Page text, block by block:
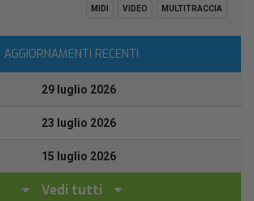
MIDI VIDEO MULTITRACCIA
AGGIORNAMENTI RECENTI
29 luglio 2026
23 luglio 2026
15 luglio 2026
Vedi tutti